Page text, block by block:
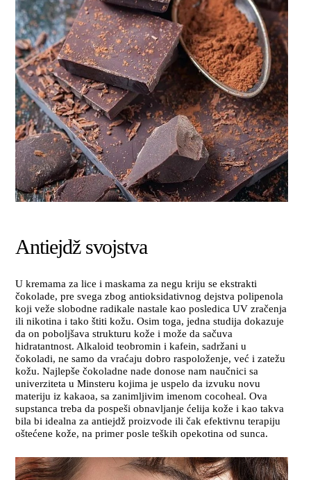
Antiejdž svojstva
U kremama za lice i maskama za negu kriju se ekstrakti
čokolade, pre svega zbog antioksidativnog dejstva polipenola
koji veže slobodne radikale nastale kao posledica UV zračenja
ili nikotina i tako štiti kožu. Osim toga, jedna studija dokazuje
da on poboljšava strukturu kože i može da sačuva
hidratantnost. Alkaloid teobromin i kafein, sadržani u
čokoladi, ne samo da vraćaju dobro raspoloženje, već i zatežu
kožu. Najlepše čokoladne nade donose nam naučnici sa
univerziteta u Minsteru kojima je uspelo da izvuku novu
materiju iz kakaoa, sa zanimljivim imenom cocoheal. Ova
supstanca treba da pospeši obnavljanje ćelija kože i kao takva
bila bi idealna za antiejdž proizvode ili čak efektivnu terapiju
oštećene kože, na primer posle teških opekotina od sunca.